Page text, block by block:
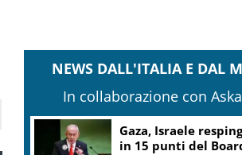
NEWS DALL'ITALIA E DAL
In collaborazione con
Gaza, Israele
in 15 punti del